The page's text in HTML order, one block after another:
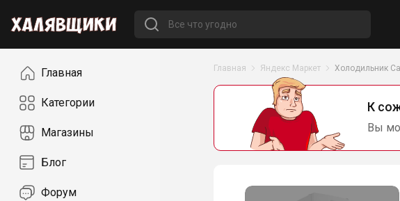
НавигацияГлавная
Категории
Магазины
Блог
Форум
Главная Яндекс Маркет Холодильник
К
Вы